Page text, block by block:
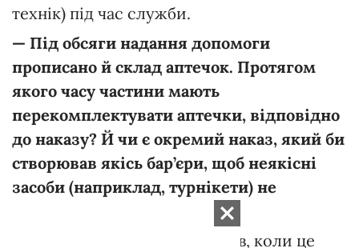
технік) під час служби.
— Під обсяги надання допомоги
прописано й склад аптечок. Протягом
якого часу частини мають
перекомплектувати аптечки, відповідно
до наказу? Й чи є окремий наказ, який би
створював якісь бар’єри, щоб неякісні
засоби (наприклад, турнікети) не
— Немає конкретних термінів, коли це